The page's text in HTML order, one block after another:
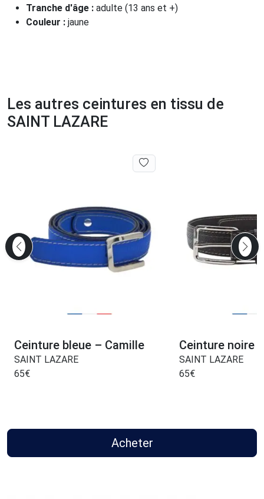
Tranche d'âge : adulte (13 ans et +)
Couleur : jaune
Les autres ceintures en tissu de
SAINT LAZARE
Ceinture bleue – Camille
SAINT LAZARE
65€
Ceinture noire
SAINT LAZARE
65€
Acheter